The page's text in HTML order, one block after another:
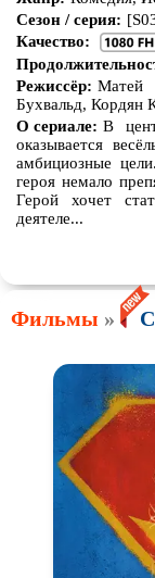
Сезон / серия:
Качество:
Режиссёр: Матей
Бухвальд, Кордян
О сериале: В
оказывается
амбициозные
героя немало
Герой хочет
деятеле...
Фильмы »